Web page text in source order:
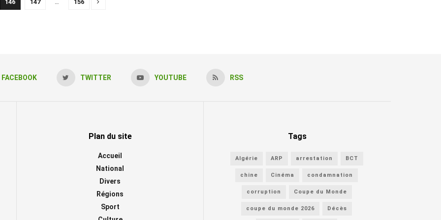
146 147 156
FACEBOOK TWITTER YOUTUBE RSS
Plan du site
Accueil
National
Divers
Régions
Sport
Tags
Algérie ARP arrestation BCT
chine Cinéma condamnation
corruption Coupe du Monde
coupe du monde 2026 Décès